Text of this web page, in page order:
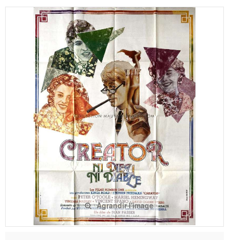
Agrandir l'image